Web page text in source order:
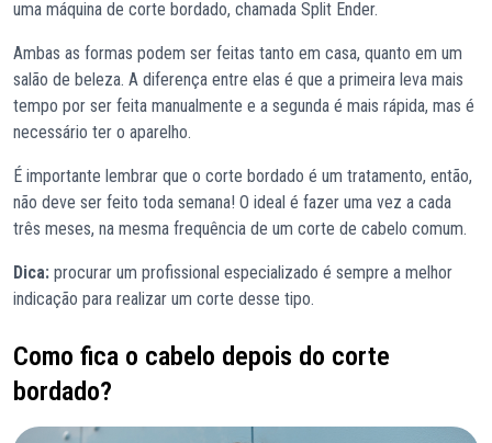
uma máquina de corte bordado, chamada Split Ender.
Ambas as formas podem ser feitas tanto em casa, quanto em um
salão de beleza. A diferença entre elas é que a primeira leva mais
tempo por ser feita manualmente e a segunda é mais rápida, mas é
necessário ter o aparelho.
É importante lembrar que o corte bordado é um tratamento, então,
não deve ser feito toda semana! O ideal é fazer uma vez a cada
três meses, na mesma frequência de um corte de cabelo comum.
Dica: procurar um profissional especializado é sempre a melhor
indicação para realizar um corte desse tipo.
Como fica o cabelo depois do corte
bordado?